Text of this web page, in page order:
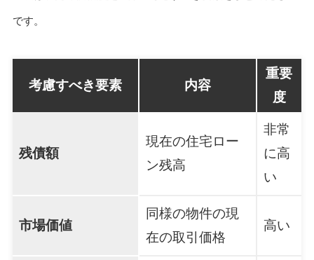
です。
考慮すべき要素 内容
重要
度
残債額
現在の住宅ロー
ン残高
非常
に高
い
市場価値
同様の物件の現
在の取引価格
高い